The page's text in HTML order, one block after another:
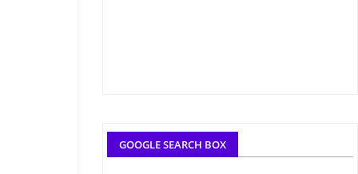
GOOGLE SEARCH BOX